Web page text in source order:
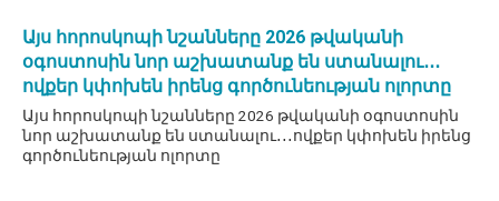
Այս հորոսկոպի նշանները 2026 թվականի
օգոստոսին նոր աշխատանք են ստանալու․․․
ովքեր կփոխեն իրենց գործունեության ոլորտը
Այս հորոսկոպի նշանները 2026 թվականի օգոստոսին
նոր աշխատանք են ստանալու․․․ովքեր կփոխեն իրենց
գործունեության ոլորտը